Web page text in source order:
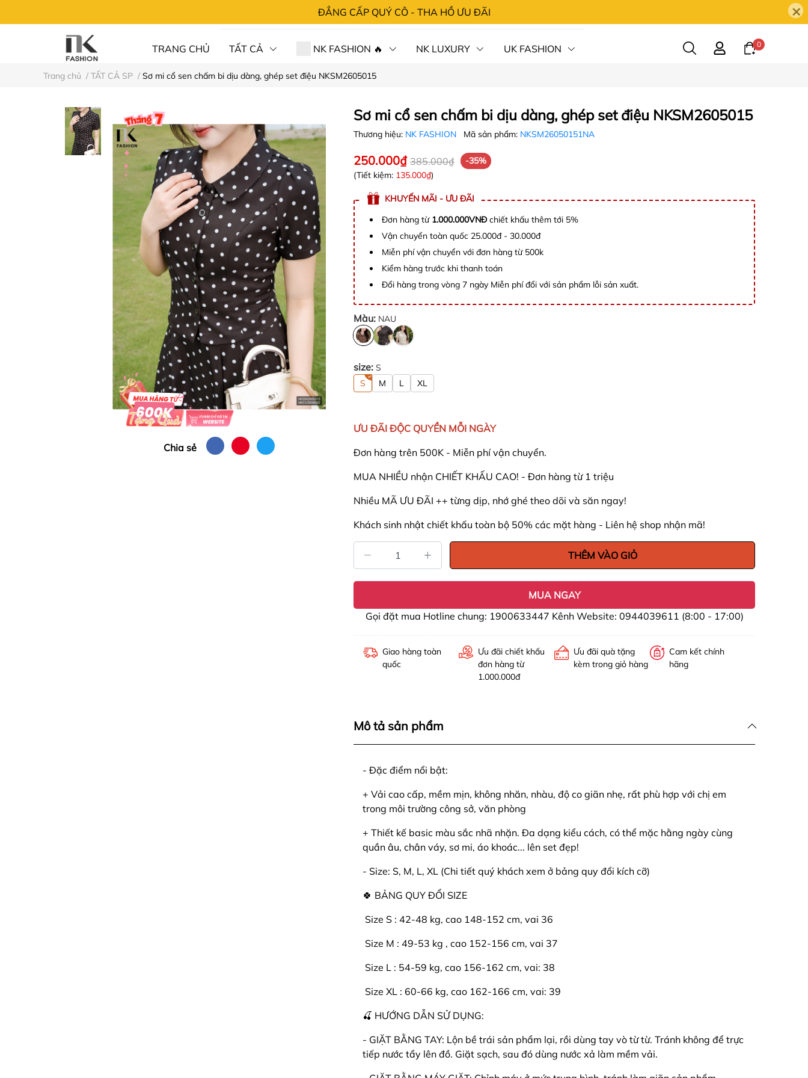
ĐẲNG CẤP QUÝ CÔ - THA HỒ ƯU ĐÃI ×
TRANG CHỦ TẤT CẢ NK FASHION 🔥 NK LUXURY UK FASHION 0
Trang chủ / TẤT CẢ SP / Sơ mi cổ sen chấm bi dịu dàng, ghép set điệu NKSM2605015
Chia sẻ
Sơ mi cổ sen chấm bi dịu dàng, ghép set điệu NKSM2605015
Thương hiệu: NK FASHION Mã sản phẩm: NKSM26050151NA
250.000₫ 385.000₫
-35%
(Tiết kiệm: 135.000₫)
KHUYẾN MÃI - ƯU ĐÃI
Đơn hàng từ 1.000.000VNĐchiết khấu thêm tới 5%
Vận chuyển toàn quốc 25.000đ - 30.000đ
Miễn phí vận chuyển với đơn hàng từ 500k
Kiểm hàng trước khi thanh toán
Đổi hàng trong vòng 7 ngày Miễn phí đổi với sản phẩm lỗi sản xuất.
Màu: NAU
size: S
S
M L XL
ƯU ĐÃI ĐỘC QUYỀN MỖI NGÀY
Đơn hàng trên 500K - Miễn phí vận chuyển.
MUA NHIỀU nhận CHIẾT KHẤU CAO! - Đơn hàng từ 1 triệu
Nhiều MÃ ƯU ĐÃI ++ từng dịp, nhớ ghé theo dõi và săn ngay!
Khách sinh nhật chiết khấu toàn bộ 50% các mặt hàng - Liên hệ shop nhận mã!
THÊM VÀO GIỎ
MUA NGAY
Gọi đặt mua Hotline chung: 1900633447 Kênh Website: 0944039611 (8:00 - 17:00)
Giao hàng toàn
quốc
Ưu đãi chiết khấu
đơn hàng từ
1.000.000đ
Ưu đãi quà tặng
kèm trong giỏ hàng
Cam kết chính
hãng
Mô tả sản phẩm
- Đặc điểm nổi bật:
+ Vải cao cấp, mềm mịn, không nhăn, nhàu, độ co giãn nhẹ, rất phù hợp với chị em
trong môi trường công sở, văn phòng
+ Thiết kế basic màu sắc nhã nhặn. Đa dạng kiểu cách, có thể mặc hằng ngày cùng
quần âu, chân váy, sơ mi, áo khoác... lên set đẹp!
- Size: S, M, L, XL (Chi tiết quý khách xem ở bảng quy đổi kích cỡ)
🍀 BẢNG QUY ĐỔI SIZE
️ Size S : 42-48 kg, cao 148-152 cm, vai 36
️ Size M : 49-53 kg , cao 152-156 cm, vai 37
️ Size L : 54-59 kg, cao 156-162 cm, vai: 38
️ Size XL : 60-66 kg, cao 162-166 cm, vai: 39
🍒 HƯỚNG DẪN SỬ DỤNG:
- GIẶT BẰNG TAY: Lộn bề trái sản phẩm lại, rồi dùng tay vò từ từ. Tránh không để trực
tiếp nước tẩy lên đồ. Giặt sạch, sau đó dùng nước xả làm mềm vải.